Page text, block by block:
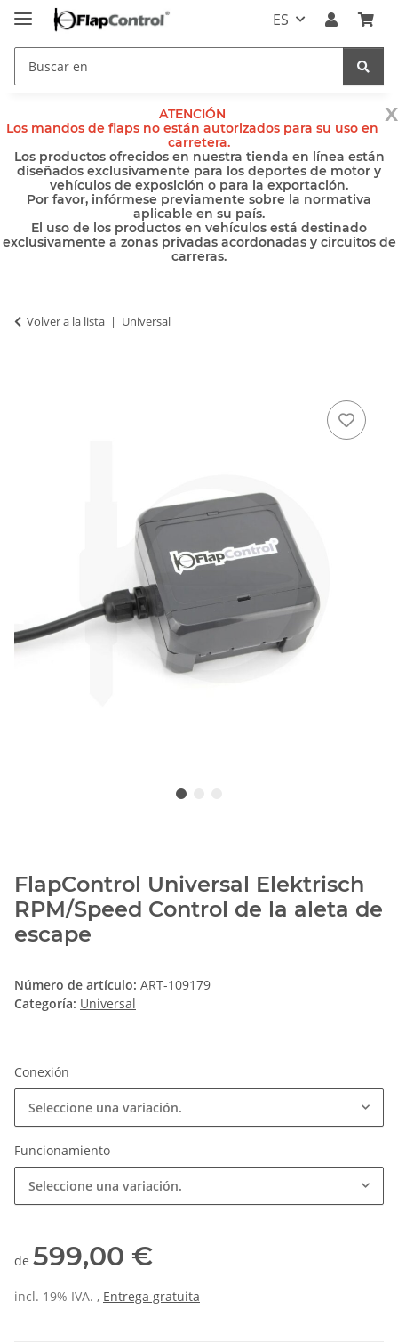
ES
x
ATENCIÓN
Los mandos de flaps no están autorizados para su uso en
carretera.
Los productos ofrecidos en nuestra tienda en línea están
diseñados exclusivamente para los deportes de motor y
vehículos de exposición o para la exportación.
Por favor, infórmese previamente sobre la normativa
aplicable en su país.
El uso de los productos en vehículos está destinado
exclusivamente a zonas privadas acordonadas y circuitos de
carreras.
Volver a la lista Universal
FlapControl Universal Elektrisch
RPM/Speed Control de la aleta de
escape
Número de artículo: ART-109179
Categoría: Universal
Conexión
Seleccione una variación.
Funcionamiento
Seleccione una variación.
de 599,00 €
incl. 19% IVA. , Entrega gratuita